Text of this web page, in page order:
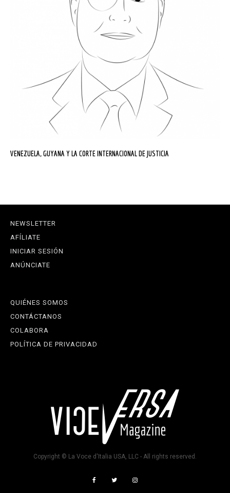
VENEZUELA, GUYANA Y LA CORTE INTERNACIONAL DE JUSTICIA
NEWSLETTER
AFÍLIATE
INICIAR SESIÓN
ANÚNCIATE
QUIÉNES SOMOS
CONTÁCTANOS
COLABORA
POLÍTICA DE PRIVACIDAD
Copyright © La Voce d'Italia USA, LLC - All rights reserved.